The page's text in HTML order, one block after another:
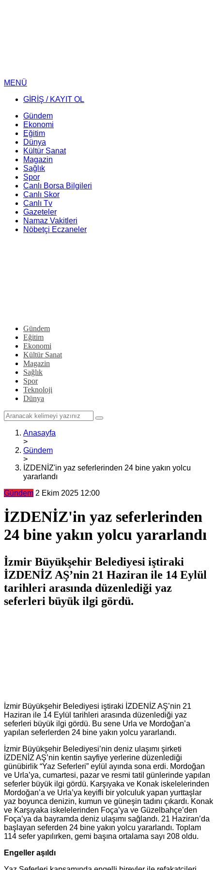
MENÜ
GİRİŞ / KAYIT OL
Gündem
Ekonomi
Eğitim
Dünya
Kültür Sanat
Magazin
Sağlık
Spor
Canlı Borsa Bilgileri
Canlı Skor
Canlı Tv
Gazeteler
Namaz Vakitleri
Nöbetçi Eczaneler
Gündem
Eğitim
Ekonomi
Kültür Sanat
Magazin
Sağlık
Spor
Teknoloji
Dünya
Anasayfa
>
Gündem
>
İZDENİZ'in yaz seferlerinden 24 bine yakın yolcu
yararlandı
Gündem 2 Ekim 2025 12:00
İZDENİZ'in yaz seferlerinden
24 bine yakın yolcu yararlandı
İzmir Büyükşehir Belediyesi iştiraki
İZDENİZ AŞ’nin 21 Haziran ile 14 Eylül
tarihleri arasında düzenlediği yaz
seferleri büyük ilgi gördü.
İzmir Büyükşehir Belediyesi iştiraki İZDENİZ AŞ’nin 21
Haziran ile 14 Eylül tarihleri arasında düzenlediği yaz
seferleri büyük ilgi gördü. Bu sene Urla ve Mordoğan’a
yapılan seferlerden 24 bine yakın yolcu yararlandı.
İzmir Büyükşehir Belediyesi’nin deniz ulaşımı şirketi
İZDENİZ AŞ’nin kentin sayfiye yerlerine düzenlediği
günübirlik “Yaz Seferleri” eylül ayında sona erdi. Mordoğan
ve Urla’ya, cumartesi, pazar ve resmi tatil günlerinde yapılan
seferler büyük ilgi gördü. Karşıyaka ve Konak iskelelerinden
Mordoğan’a ve Urla’ya keyifli bir yolculuk yapan yurttaşlar
yaz boyunca denizin, kumun ve güneşin tadını çıkardı. Konak
ve Karşıyaka iskelelerinden Foça’ya ve Güzelbahçe’den
Foça’ya da bayramda deniz ulaşımı sağlandı. 21 Haziran’da
başlayan seferden 24 bine yakın yolcu yararlandı. Toplam
114 sefer yapılırken, gemi başına ortalama sayı 208 oldu.
Engeller aşıldı